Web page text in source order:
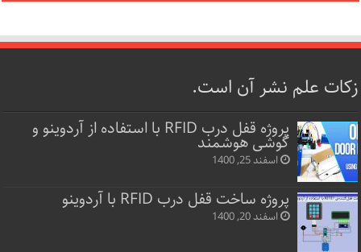
زکات علم نشر آن است.
پروژه قفل‌ درب RFID با استفاده از آردوینو و
گوشی هوشمند
اسفند 25, 1400
پروژه ساخت قفل‌ درب RFID با آردوینو
اسفند 20, 1400